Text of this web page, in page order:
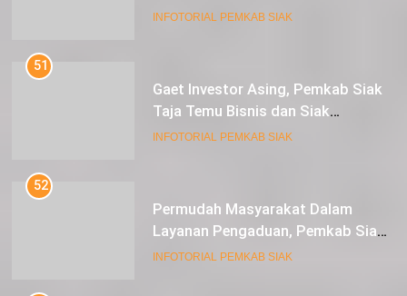
Luar Biasa
INFOTORIAL PEMKAB SIAK
51
Gaet Investor Asing, Pemkab Siak
Taja Temu Bisnis dan Siak
Expoversary 2024
INFOTORIAL PEMKAB SIAK
52
Permudah Masyarakat Dalam
Layanan Pengaduan, Pemkab Siak
Luncurkan Aplikasi SIP PUAN
INFOTORIAL PEMKAB SIAK